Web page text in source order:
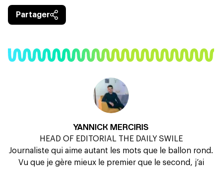
Partager
YANNICK MERCIRIS
HEAD OF EDITORIAL THE DAILY SWILE
Journaliste qui aime autant les mots que le ballon rond.
Vu que je gère mieux le premier que le second, j’ai